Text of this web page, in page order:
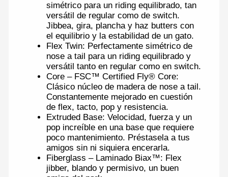
simétrico para un riding equilibrado, tan
versátil de regular como de switch.
Jibbea, gira, plancha y haz butters con
el equilibrio y la estabilidad de un gato.
Flex Twin: Perfectamente simétrico de
nose a tail para un riding equilibrado y
versátil tanto en regular como en switch.
Core – FSC™ Certified Fly® Core:
Clásico núcleo de madera de nose a tail.
Constantemente mejorado en cuestión
de flex, tacto, pop y resistencia.
Extruded Base: Velocidad, fuerza y un
pop increíble en una base que requiere
poco mantenimiento. Préstasela a tus
amigos sin ni siquiera encerarla.
Fiberglass – Laminado Biax™: Flex
jibber, blando y permisivo, un buen